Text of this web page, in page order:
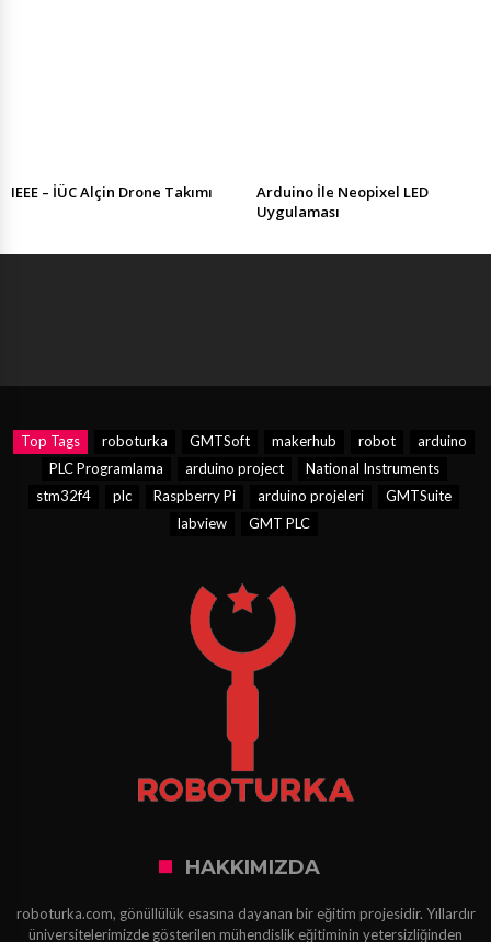
IEEE – İÜC Alçin Drone Takımı
Arduino İle Neopixel LED
Uygulaması
Top Tags roboturka GMTSoft makerhub robot
arduino
PLC Programlama
arduino project
National Instruments
stm32f4
plc Raspberry Pi arduino projeleri
GMTSuite
labview
GMT PLC
HAKKIMIZDA
roboturka.com, gönüllülük esasına dayanan bir eğitim projesidir. Yıllardır
üniversitelerimizde gösterilen mühendislik eğitiminin yetersizliğinden